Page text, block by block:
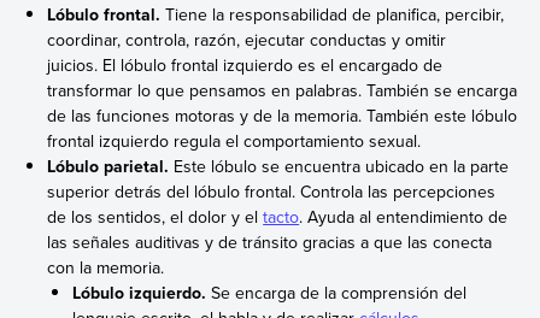
Lóbulo frontal. Tiene la responsabilidad de planifica, percibir,
coordinar, controla, razón, ejecutar conductas y omitir
juicios. El lóbulo frontal izquierdo es el encargado de
transformar lo que pensamos en palabras. También se encarga
de las funciones motoras y de la memoria. También este lóbulo
frontal izquierdo regula el comportamiento sexual.
Lóbulo parietal. Este lóbulo se encuentra ubicado en la parte
superior detrás del lóbulo frontal. Controla las percepciones
de los sentidos, el dolor y eltacto. Ayuda al entendimiento de
las señales auditivas y de tránsito gracias a que las conecta
con la memoria.
Lóbulo izquierdo. Se encarga de la comprensión del